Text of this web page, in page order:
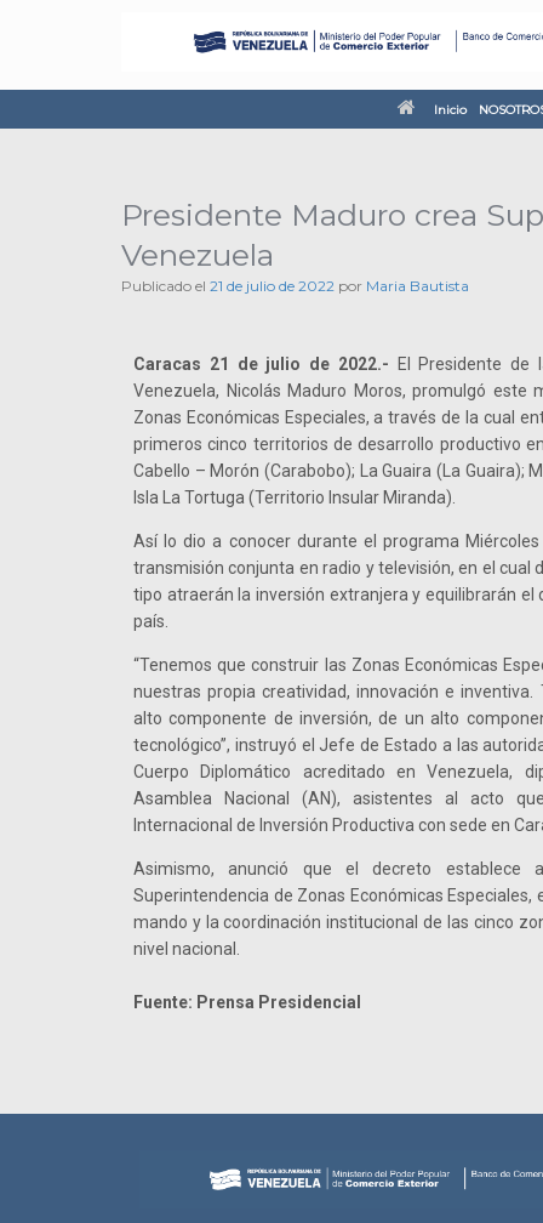
Inicio
Presidente Maduro crea
Venezuela
Publicado el 21 de julio de 2022 por Maria Bautista
Caracas 21 de julio de 2022.- El Presidente de
Venezuela, Nicolás Maduro Moros, promulgó este
Zonas Económicas Especiales, a través de la cual
primeros cinco territorios de desarrollo productivo
Cabello – Morón (Carabobo); La Guaira (La Guaira);
Isla La Tortuga (Territorio Insular Miranda).
Así lo dio a conocer durante el programa
transmisión conjunta en radio y televisión, en el cual
tipo atraerán la inversión extranjera y equilibrarán el
país.
“Tenemos que construir las Zonas Económicas
nuestras propia creatividad, innovación e
alto componente de inversión, de un alto
tecnológico”, instruyó el Jefe de Estado a las
Cuerpo Diplomático acreditado en Venezuela,
Asamblea Nacional (AN), asistentes al acto
Internacional de Inversión Productiva con sede en
Asimismo, anunció que el decreto establece
Superintendencia de Zonas Económicas
mando y la coordinación institucional de las cinco
nivel nacional.
Fuente: Prensa Presidencial